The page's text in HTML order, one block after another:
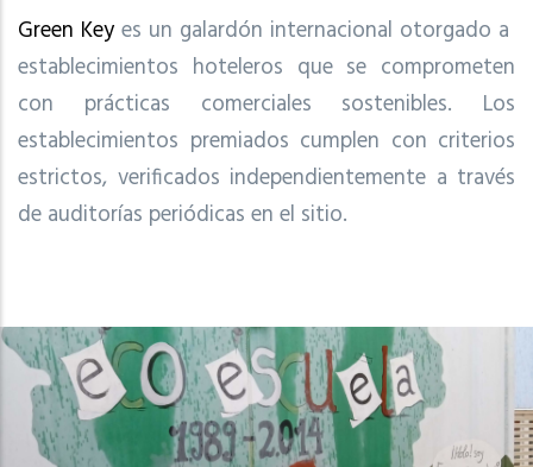
Green Key es un galardón internacional otorgado a
establecimientos hoteleros que se comprometen
con prácticas comerciales sostenibles. Los
establecimientos premiados cumplen con criterios
estrictos, verificados independientemente a través
de auditorías periódicas en el sitio.